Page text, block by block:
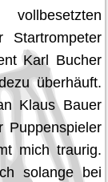
Karl Bucher
überhäuft.
Klaus Bauer
Puppenspieler
mich traurig.
solange bei